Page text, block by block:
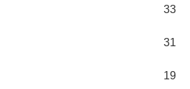
33
31
19